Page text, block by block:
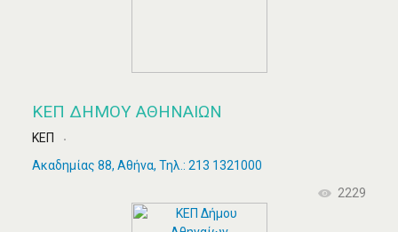
ΚΕΠ ΔΉΜΟΥ ΑΘΗΝΑΊΩΝ
ΚΕΠ
Ακαδημίας 88, Αθήνα, Τηλ.: 213 1321000
2229